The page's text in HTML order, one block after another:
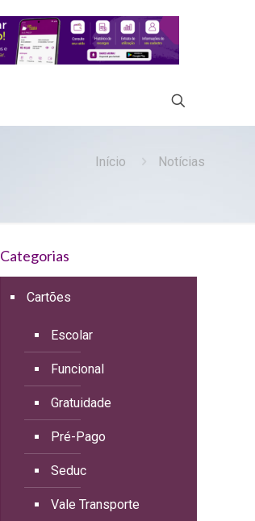
Início Notícias
Categorias
Cartões
Escolar
Funcional
Gratuidade
Pré-Pago
Seduc
Vale Transporte